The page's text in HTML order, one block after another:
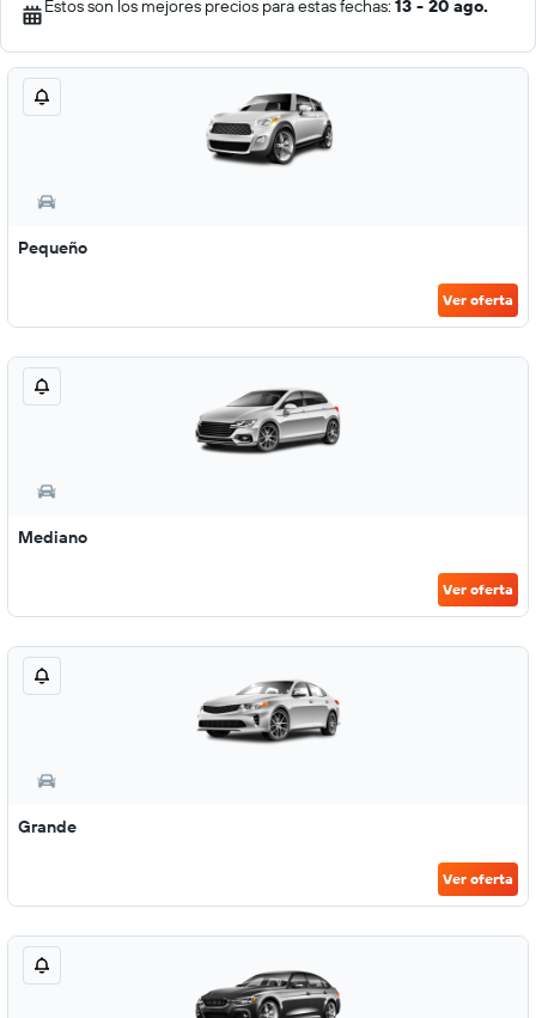
Estos son los mejores precios para estas fechas: 13 - 20 ago.
Pequeño
Ver oferta
Mediano
Ver oferta
Grande
Ver oferta